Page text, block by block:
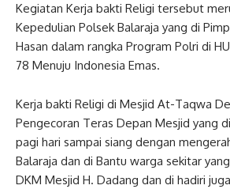
Kegiatan Kerja bakti Religi tersebut
Kepedulian Polsek Balaraja yang di
Hasan dalam rangka Program Polri di
78 Menuju Indonesia Emas.
Kerja bakti Religi di Mesjid At-Taqwa
Pengecoran Teras Depan Mesjid yang
pagi hari sampai siang dengan
Balaraja dan di Bantu warga sekitar
DKM Mesjid H. Dadang dan di hadiri